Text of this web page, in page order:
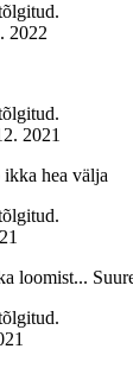
2022
2021
ikka hea välja
loomist...